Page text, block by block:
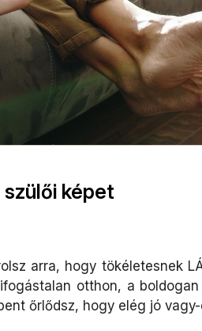
képet
arra, hogy tökéletesnek
otthon, a
őrlődsz, hogy elég jó vagy-